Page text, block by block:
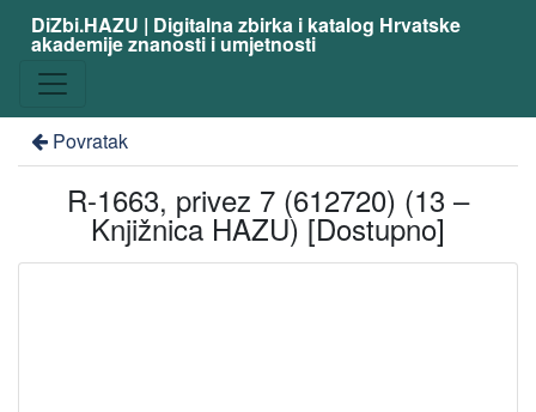
DiZbi.HAZU | Digitalna zbirka i katalog Hrvatske
akademije znanosti i umjetnosti
Povratak
R-1663, privez 7 (612720) (13 –
Knjižnica HAZU) [Dostupno]